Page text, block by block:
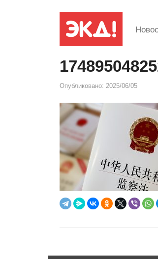
Опубликовано: 2025/06/05